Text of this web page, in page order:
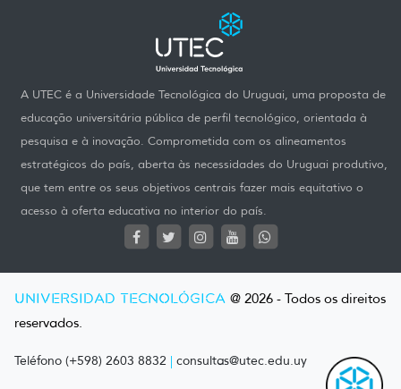
A UTEC é a Universidade Tecnológica do Uruguai, uma proposta de
educação universitária pública de perfil tecnológico, orientada à
pesquisa e à inovação. Comprometida com os alineamentos
estratégicos do país, aberta às necessidades do Uruguai produtivo,
que tem entre os seus objetivos centrais fazer mais equitativo o
acesso à oferta educativa no interior do país.
UNIVERSIDAD TECNOLÓGICA @ 2026 - Todos os direitos
reservados.
Teléfono (+598) 2603 8832 | consultas@utec.edu.uy